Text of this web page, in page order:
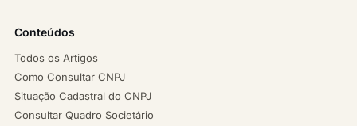
Conteúdos
Todos os Artigos
Como Consultar CNPJ
Situação Cadastral do CNPJ
Consultar Quadro Societário